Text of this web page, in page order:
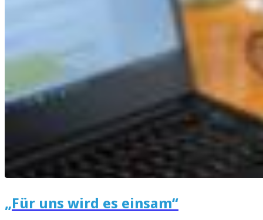
„Für uns wird es einsam“